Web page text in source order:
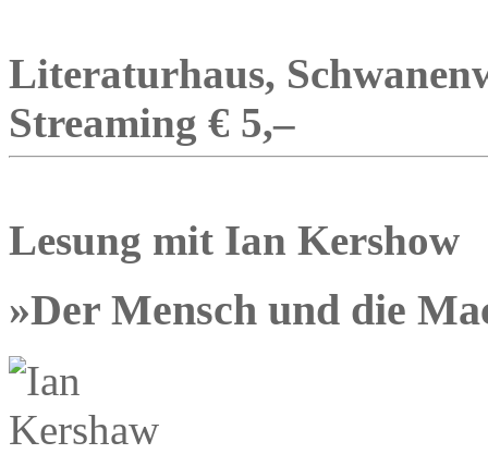
Literaturhaus,
Streaming € 5,–
Lesung mit Ian Kershow
»Der Mensch und die